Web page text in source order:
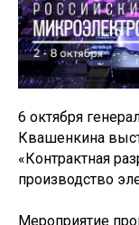
6 октября
Квашенкина
«Контрактная
производство
Мероприятие